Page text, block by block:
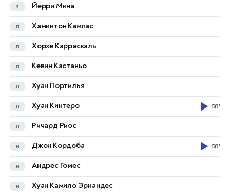
з Йерри Мина
п Хаминтон Кампас
п Хорхе Карраскаль
п Кевин Кастаньо
п Хуан Портилья
п Хуан Кинтеро 58'
п Ричард Риос
н Джон Кордоба 58'
н Андрес Гомес
н Хуан Камило Эрнандес
п Гаэль Какута
п Шарль Пикель
п Ноа Садики
п Аарон Тшибола
н Симон Банза
н Тео Бонгонда
н Мешак Элия
н Фистон Майеле
н Чипенга Брайан Кибамбе
н Натанаэль Мбюкю